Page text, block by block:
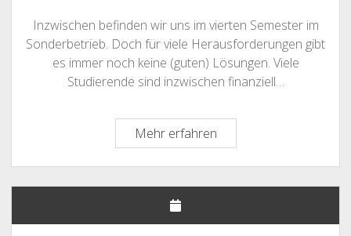
Inzwischen befinden wir uns im vierten Semester im
Sonderbetrieb. Doch für viele Herausforderungen gibt
es immer noch keine (guten) Lösungen. Viele
Studierende sind inzwischen finanziell…
Mehr erfahrenForderungen
des
Solidarsemester-
Bündnis
zum